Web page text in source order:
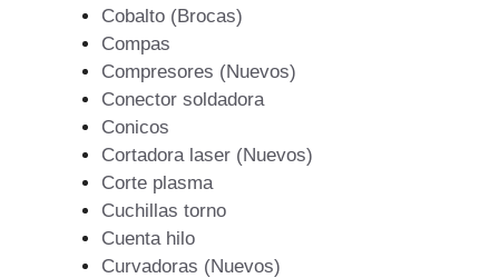
Cobalto (Brocas)
Compas
Compresores (Nuevos)
Conector soldadora
Conicos
Cortadora laser (Nuevos)
Corte plasma
Cuchillas torno
Cuenta hilo
Curvadoras (Nuevos)